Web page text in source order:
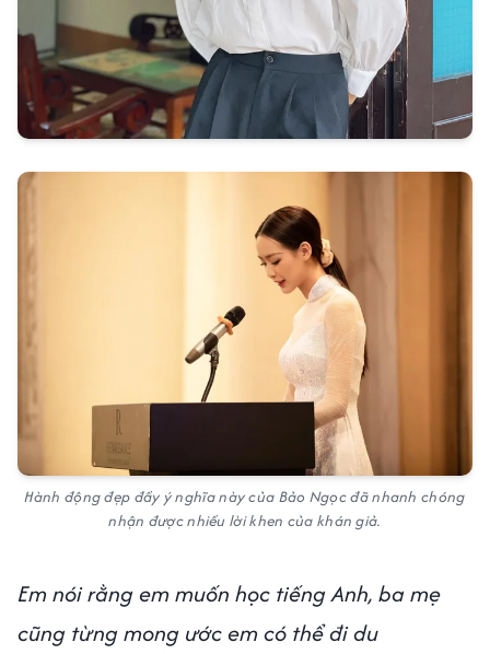
Hành động đẹp đầy ý nghĩa này của Bảo Ngọc đã nhanh chóng
nhận được nhiều lời khen của khán giả.
Em nói rằng em muốn học tiếng Anh, ba mẹ
cũng từng mong ước em có thể đi du